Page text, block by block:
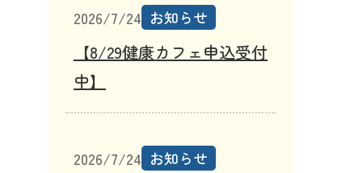
2026/7/24 お知らせ
【8/29健康カフェ申込受付
中】
2026/7/24 お知らせ